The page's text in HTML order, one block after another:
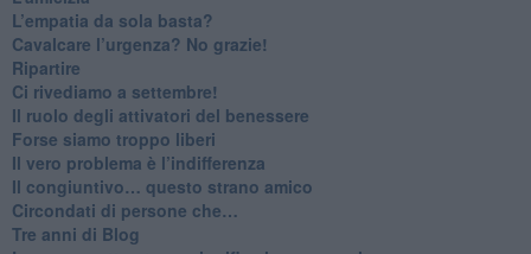
​L’empatia da sola basta?
​Cavalcare l’urgenza? No grazie!
Ripartire
​Ci rivediamo a settembre!
​Il ruolo degli attivatori del benessere
​Forse siamo troppo liberi
​Il vero problema è l’indifferenza
​Il congiuntivo… questo strano amico
​Circondati di persone che…
​Tre anni di Blog